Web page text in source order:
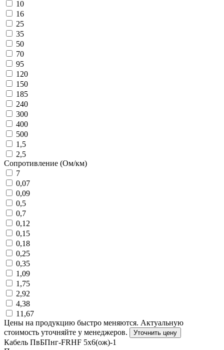
10
16
25
35
50
70
95
120
150
185
240
300
400
500
1,5
2,5
Сопротивление (Ом/км)
7
0,07
0,09
0,5
0,7
0,12
0,15
0,18
0,25
0,35
1,09
1,75
2,92
4,38
11,67
Цены на продукцию быстро меняются. Актуальную
стоимость уточняйте у менеджеров.
Уточнить цену
Кабель ПвБПнг-FRHF 5х6(ож)-1